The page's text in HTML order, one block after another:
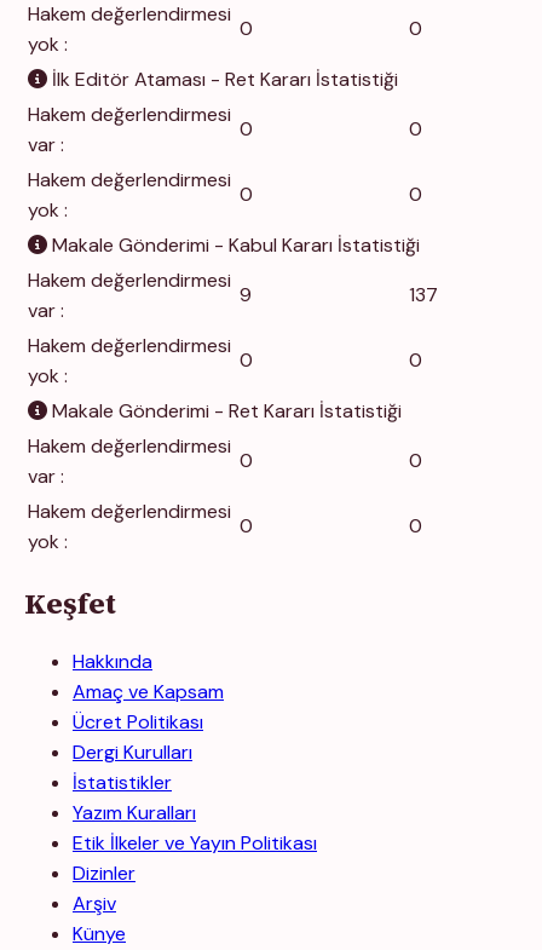
Hakem değerlendirmesi
yok :
0
0
İlk Editör Ataması - Ret Kararı İstatistiği
Hakem değerlendirmesi
var :
0
0
Hakem değerlendirmesi
yok :
0
0
Makale Gönderimi - Kabul Kararı İstatistiği
Hakem değerlendirmesi
var :
9
137
Hakem değerlendirmesi
yok :
0
0
Makale Gönderimi - Ret Kararı İstatistiği
Hakem değerlendirmesi
var :
0
0
Hakem değerlendirmesi
yok :
0 0
Keşfet
Hakkında
Amaç ve Kapsam
Ücret Politikası
Dergi Kurulları
İstatistikler
Yazım Kuralları
Etik İlkeler ve Yayın Politikası
Dizinler
Arşiv
Künye